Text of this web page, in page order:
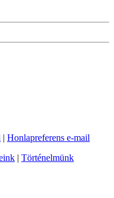
| Honlapreferens e-mail
| Történelmünk